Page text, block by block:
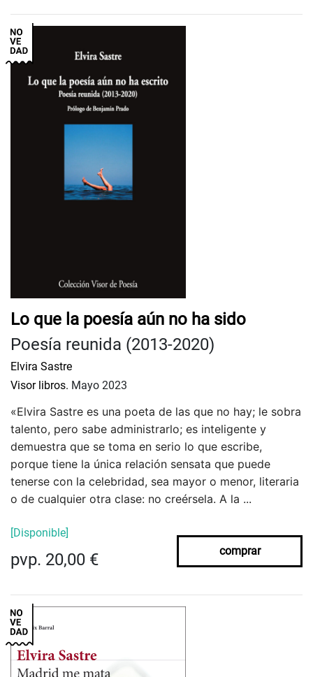
Lo que la poesía aún no ha sido
Poesía reunida (2013-2020)
Elvira Sastre
Visor libros. Mayo 2023
«Elvira Sastre es una poeta de las que no hay; le sobra
talento, pero sabe administrarlo; es inteligente y
demuestra que se toma en serio lo que escribe,
porque tiene la única relación sensata que puede
tenerse con la celebridad, sea mayor o menor, literaria
o de cualquier otra clase: no creérsela. A la ...
[Disponible]
pvp. 20,00 € comprar